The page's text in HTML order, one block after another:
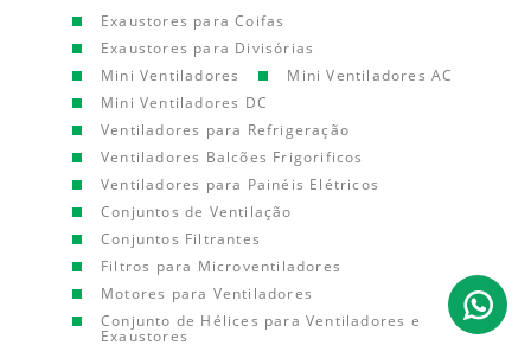
Exaustores para Coifas
Exaustores para Divisórias
Mini Ventiladores
Mini Ventiladores AC
Mini Ventiladores DC
Ventiladores para Refrigeração
Ventiladores Balcões Frigorificos
Ventiladores para Painéis Elétricos
Conjuntos de Ventilação
Conjuntos Filtrantes
Filtros para Microventiladores
Motores para Ventiladores
Conjunto de Hélices para Ventiladores e
Exaustores